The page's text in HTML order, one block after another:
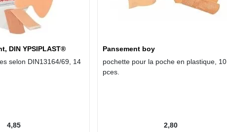
DIN YPSIPLAST®
selon DIN13164/69, 14
4,85
Pansement boy
pochette pour la poche en plastique, 10
pces.
2,80